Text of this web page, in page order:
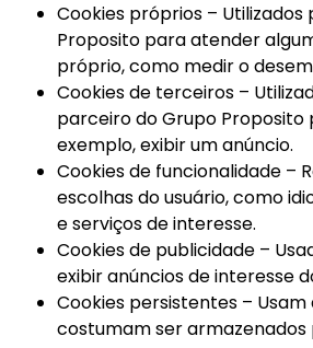
Cookies próprios – Utilizados
Proposito para atender
próprio, como medir o
Cookies de terceiros –
parceiro do Grupo Proposito
exemplo, exibir um anúncio.
Cookies de funcionalidade –
escolhas do usuário, como
e serviços de interesse.
Cookies de publicidade –
exibir anúncios de interesse
Cookies persistentes – Usam
costumam ser armazenados